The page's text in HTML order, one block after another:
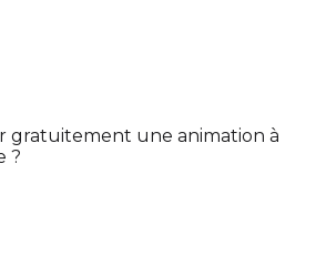
gratuitement une animation à
?